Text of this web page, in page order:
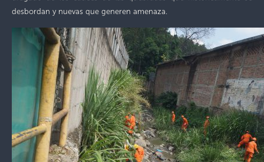
desbordan y nuevas que generen amenaza.